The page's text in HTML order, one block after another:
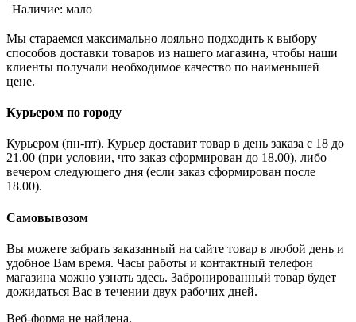
Наличие: мало
Мы стараемся максимально лояльно подходить к выбору
способов доставки товаров из нашего магазина, чтобы наши
клиенты получали необходимое качество по наименьшей
цене.
Курьером по городу
Курьером (пн-пт). Курьер доставит товар в день заказа с 18 до
21.00 (при условии, что заказ сформирован до 18.00), либо
вечером следующего дня (если заказ сформирован после
18.00).
Самовывозом
Вы можете забрать заказанный на сайте товар в любой день и
удобное Вам время. Часы работы и контактный телефон
магазина можно узнать здесь. Забронированный товар будет
дожидаться Вас в течении двух рабочих дней.
Веб-форма не найдена.